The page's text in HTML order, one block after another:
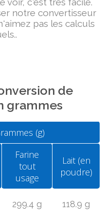
notre convertisseur
pas les calculs
de
grammes
(g)
Farine
tout
usage
Lait (en
poudre)
299.4 g 118.9 g